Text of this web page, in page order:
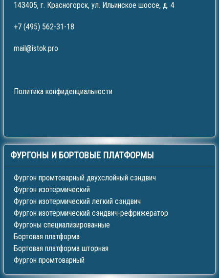
143405, г. Красногорск, ул. Ильинское шоссе, д. 4
+7 (495) 562-31-18
mail@istok.pro
Политика конфиденциальности
ФУРГОНЫ И БОРТОВЫЕ ПЛАТФОРМЫ
Фургон промтоварный двухслойный сэндвич
Фургон изотермический
Фургон изотермический легкий сэндвич
Фургон изотермический сэндвич-рефрижератор
Фургоны специализированные
Бортовая платформа
Бортовая платформа шторная
Фургон промтоварный